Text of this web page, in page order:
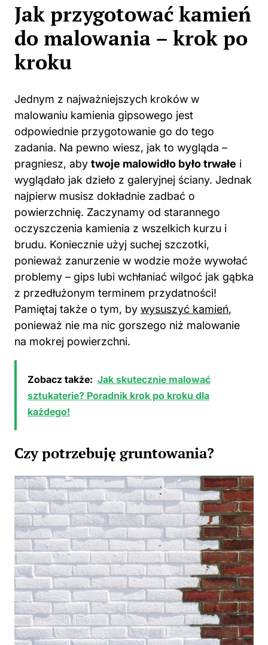
Jak przygotować kamień
do malowania – krok po
kroku
Jednym z najważniejszych kroków w
malowaniu kamienia gipsowego jest
odpowiednie przygotowanie go do tego
zadania. Na pewno wiesz, jak to wygląda –
pragniesz, aby twoje malowidło było trwałe i
wyglądało jak dzieło z galeryjnej ściany. Jednak
najpierw musisz dokładnie zadbać o
powierzchnię. Zaczynamy od starannego
oczyszczenia kamienia z wszelkich kurzu i
brudu. Koniecznie użyj suchej szczotki,
ponieważ zanurzenie w wodzie może wywołać
problemy – gips lubi wchłaniać wilgoć jak gąbka
z przedłużonym terminem przydatności!
Pamiętaj także o tym, by wysuszyć kamień,
ponieważ nie ma nic gorszego niż malowanie
na mokrej powierzchni.
Zobacz także: Jak skutecznie malować
sztukaterie? Poradnik krok po kroku dla
każdego!
Czy potrzebuję gruntowania?